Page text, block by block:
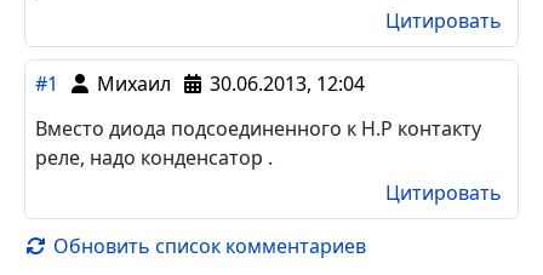
Цитировать
#1 Михаил
30.06.2013, 12:04
Вместо диода подсоединенного к Н.Р контакту
реле, надо конденсатор .
Цитировать
Обновить список комментариев